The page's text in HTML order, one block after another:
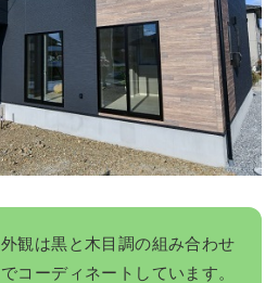
外観は黒と木目調の組み合わせ
でコーディネートしています。